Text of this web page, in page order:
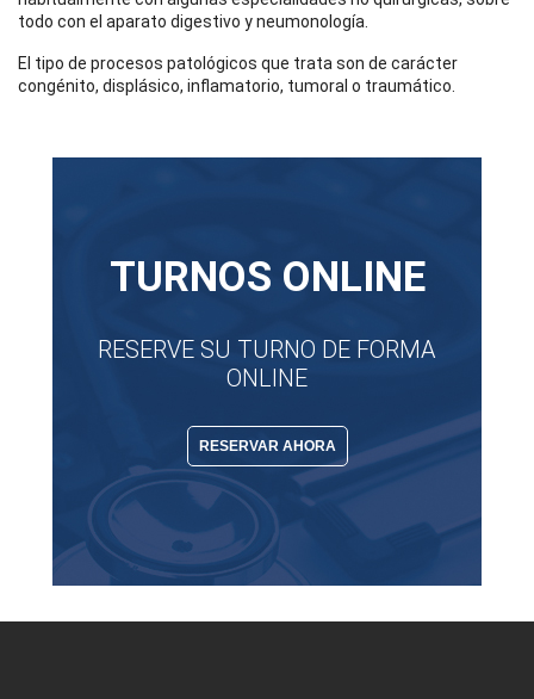
todo con el aparato digestivo y neumonología.
El tipo de procesos patológicos que trata son de carácter
congénito, displásico, inflamatorio, tumoral o traumático.
TURNOS ONLINE
RESERVE SU TURNO DE FORMA
ONLINE
RESERVAR AHORA